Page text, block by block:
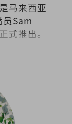
马来西亚
员Sam
式推出。
式、旅